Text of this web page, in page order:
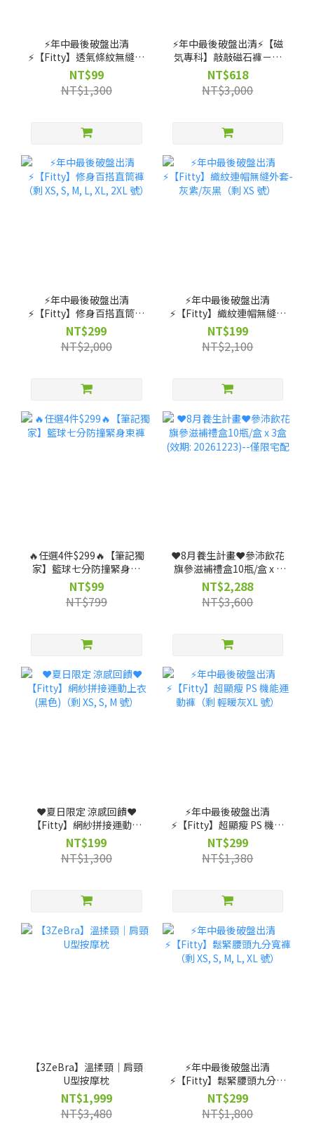
⚡️年中最後破盤出清
⚡️【Fitty】透氣條紋無縫上
衣（剩 XS, S, M 號）
NT$99
NT$1,300
⚡️年中最後破盤出清⚡️【磁
気專科】敲敲磁石褲－高
腰直筒款（剩 XS, S, M, L,
XL 號）
NT$618
NT$3,000
⚡️年中最後破盤出清
⚡️【Fitty】修身百搭直筒褲
（剩 XS, S, M, L, XL, 2XL
號）
NT$299
NT$2,000
⚡️年中最後破盤出清
⚡️【Fitty】織紋連帽無縫外
套-灰紫/灰黑（剩 XS 號）
NT$199
NT$2,100
🔥任選4件$299🔥【筆記獨
家】籃球七分防撞緊身束
褲
NT$99
NT$799
❤️8月養生計畫❤️參沛飲花
旗參滋補禮盒10瓶/盒 x 3
盒 (效期: 20261223)--僅限
宅配
NT$2,288
NT$3,600
❤️夏日限定 涼感回饋❤️
【Fitty】網紗拼接運動上
衣(黑色)（剩 XS, S, M 號）
NT$199
NT$1,300
⚡️年中最後破盤出清
⚡️【Fitty】超顯瘦 PS 機能
運動褲（剩 輕暖灰XL 號）
NT$299
NT$1,380
【3ZeBra】溫揉頸｜肩頸
U型按摩枕
NT$1,999
NT$3,480
⚡️年中最後破盤出清
⚡️【Fitty】鬆緊腰頭九分寬
褲（剩 XS, S, M, L, XL 號）
NT$299
NT$1,800